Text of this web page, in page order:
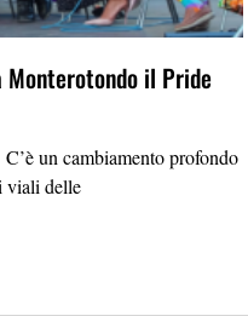
il Pride
un cambiamento profondo
viali delle